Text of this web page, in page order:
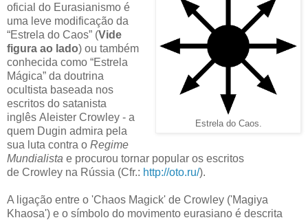
Estrela do Caos.
oficial do Eurasianismo é
uma leve modificação da
“Estrela do Caos” (Vide
figura ao lado) ou também
conhecida como “Estrela
Mágica” da doutrina
ocultista baseada nos
escritos do satanista
inglês Aleister Crowley - a
quem Dugin admira pela
sua luta contra o Regime
Mundialista e procurou tornar popular os escritos
de Crowley na Rússia (Cfr.: http://oto.ru/).
A ligação entre o 'Chaos Magick' de Crowley ('Magiya
Khaosa') e o símbolo do movimento eurasiano é descrita